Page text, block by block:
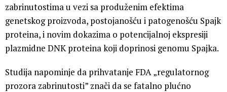
zabrinutostima u vezi sa produženim efektima
genetskog proizvoda, postojanošću i patogenošću Spajk
proteina, i novim dokazima o potencijalnoj ekspresiji
plazmidne DNK proteina koji doprinosi genomu Spajka.
Studija napominje da prihvatanje FDA „regulatornog
prozora zabrinutosti” znači da se fatalno plućno